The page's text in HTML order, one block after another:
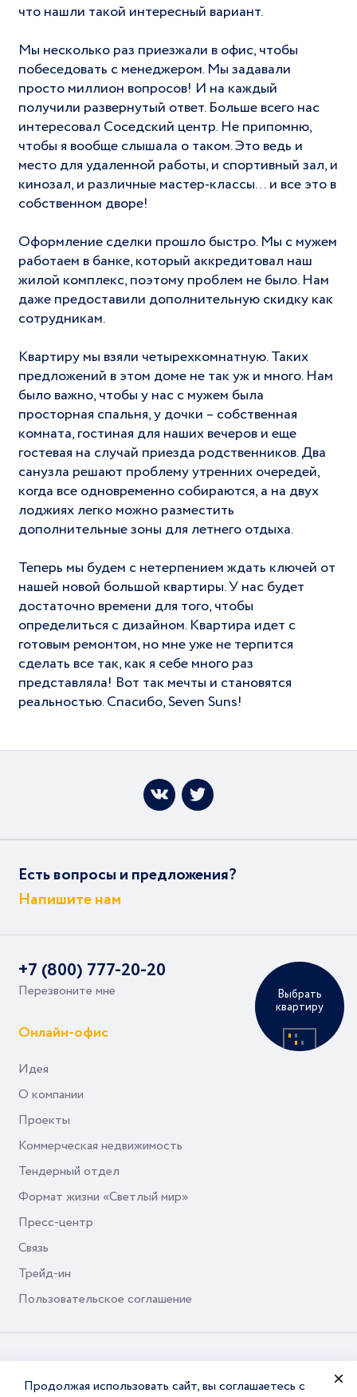
Продолжая использовать сайт, вы соглашаетесь с
Выбрать
квартиру
что нашли такой интересный вариант.
Мы несколько раз приезжали в офис, чтобы
побеседовать с менеджером. Мы задавали
просто миллион вопросов! И на каждый
получили развернутый ответ. Больше всего нас
интересовал Соседский центр. Не припомню,
чтобы я вообще слышала о таком. Это ведь и
место для удаленной работы, и спортивный зал, и
кинозал, и различные мастер-классы… и все это в
собственном дворе!
Оформление сделки прошло быстро. Мы с мужем
работаем в банке, который аккредитовал наш
жилой комплекс, поэтому проблем не было. Нам
даже предоставили дополнительную скидку как
сотрудникам.
Квартиру мы взяли четырехкомнатную. Таких
предложений в этом доме не так уж и много. Нам
было важно, чтобы у нас с мужем была
просторная спальня, у дочки – собственная
комната, гостиная для наших вечеров и еще
гостевая на случай приезда родственников. Два
санузла решают проблему утренних очередей,
когда все одновременно собираются, а на двух
лоджиях легко можно разместить
дополнительные зоны для летнего отдыха.
Теперь мы будем с нетерпением ждать ключей от
нашей новой большой квартиры. У нас будет
достаточно времени для того, чтобы
определиться с дизайном. Квартира идет с
готовым ремонтом, но мне уже не терпится
сделать все так, как я себе много раз
представляла! Вот так мечты и становятся
реальностью. Спасибо, Seven Suns!
Есть вопросы и предложения?
Напишите нам
+7 (800) 777-20-20
Перезвоните мне
Онлайн-офис
Идея
О компании
Проекты
Коммерческая недвижимость
Тендерный отдел
Формат жизни «Светлый мир»
Пресс-центр
Связь
Трейд-ин
Пользовательское соглашение